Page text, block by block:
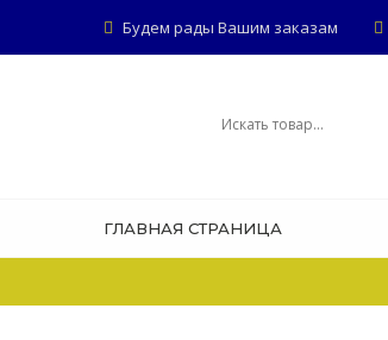
Будем рады Вашим заказам
ГЛАВНАЯ СТРАНИЦА